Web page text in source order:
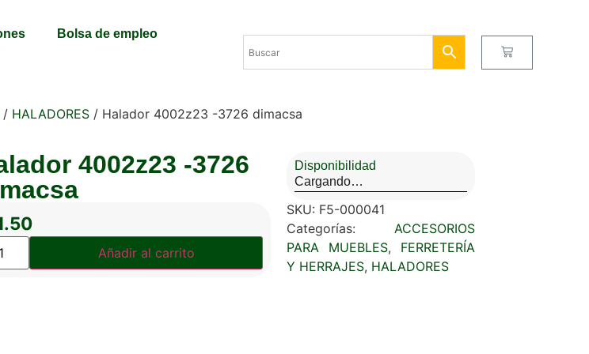
Bolsa de empleo
/ HALADORES / Halador 4002z23 -3726 dimacsa
4002z23 -3726
Añadir al carrito
Disponibilidad
Cargando…
SKU: F5-000041
Categorías: ACCESORIOS
PARA MUEBLES, FERRETERÍA
Y HERRAJES, HALADORES